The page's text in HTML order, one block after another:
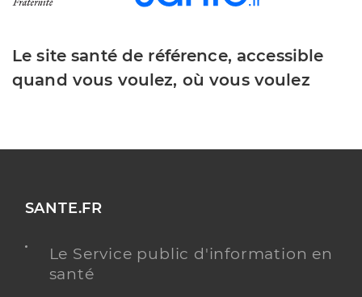
Le site santé de référence, accessible
quand vous voulez, où vous voulez
SANTE.FR
Le Service public d'information en
santé